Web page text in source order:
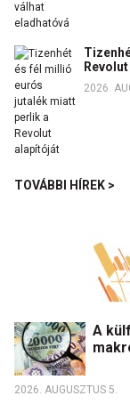
2026.
TOVÁBBI HÍREK >
A
2026. AUGUSZTUS 5.